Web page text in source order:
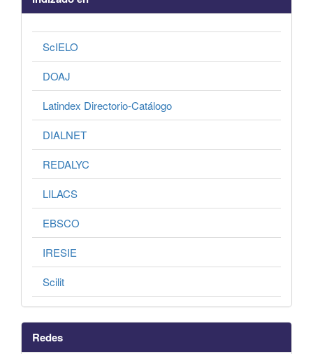
ScIELO
DOAJ
Latindex Directorio-Catálogo
DIALNET
REDALYC
LILACS
EBSCO
IRESIE
Scilit
Redes